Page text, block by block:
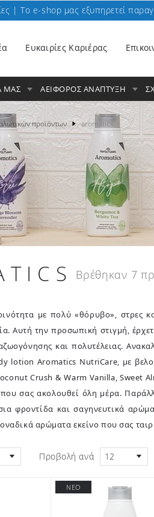
| To e-shop μας εξυπηρετεί
Ευκαιρίες Καριέρας
ΜΑΣ ΑΕΙΦΟΡΟΣ ΑΝΑΠΤΥΞΗ
προϊόντων aromatics
Βρέθηκαν 7
με πολύ «θόρυβο», στρες
Αυτή την προσωπική στιγμή,
και πολυτέλειας.
lotion Aromatics NutriCare, με
Crush & Warm Vanilla, Sweet
σας ακολουθεί όλη μέρα.
φροντίδα και σαγηνευτικά
αρώματα εκείνο που σας
Προβολή ανά 12
ΝΕΟ